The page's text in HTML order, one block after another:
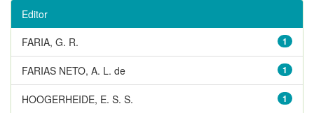
Editor
1
FARIA, G. R.
1
FARIAS NETO, A. L. de
1
HOOGERHEIDE, E. S. S.